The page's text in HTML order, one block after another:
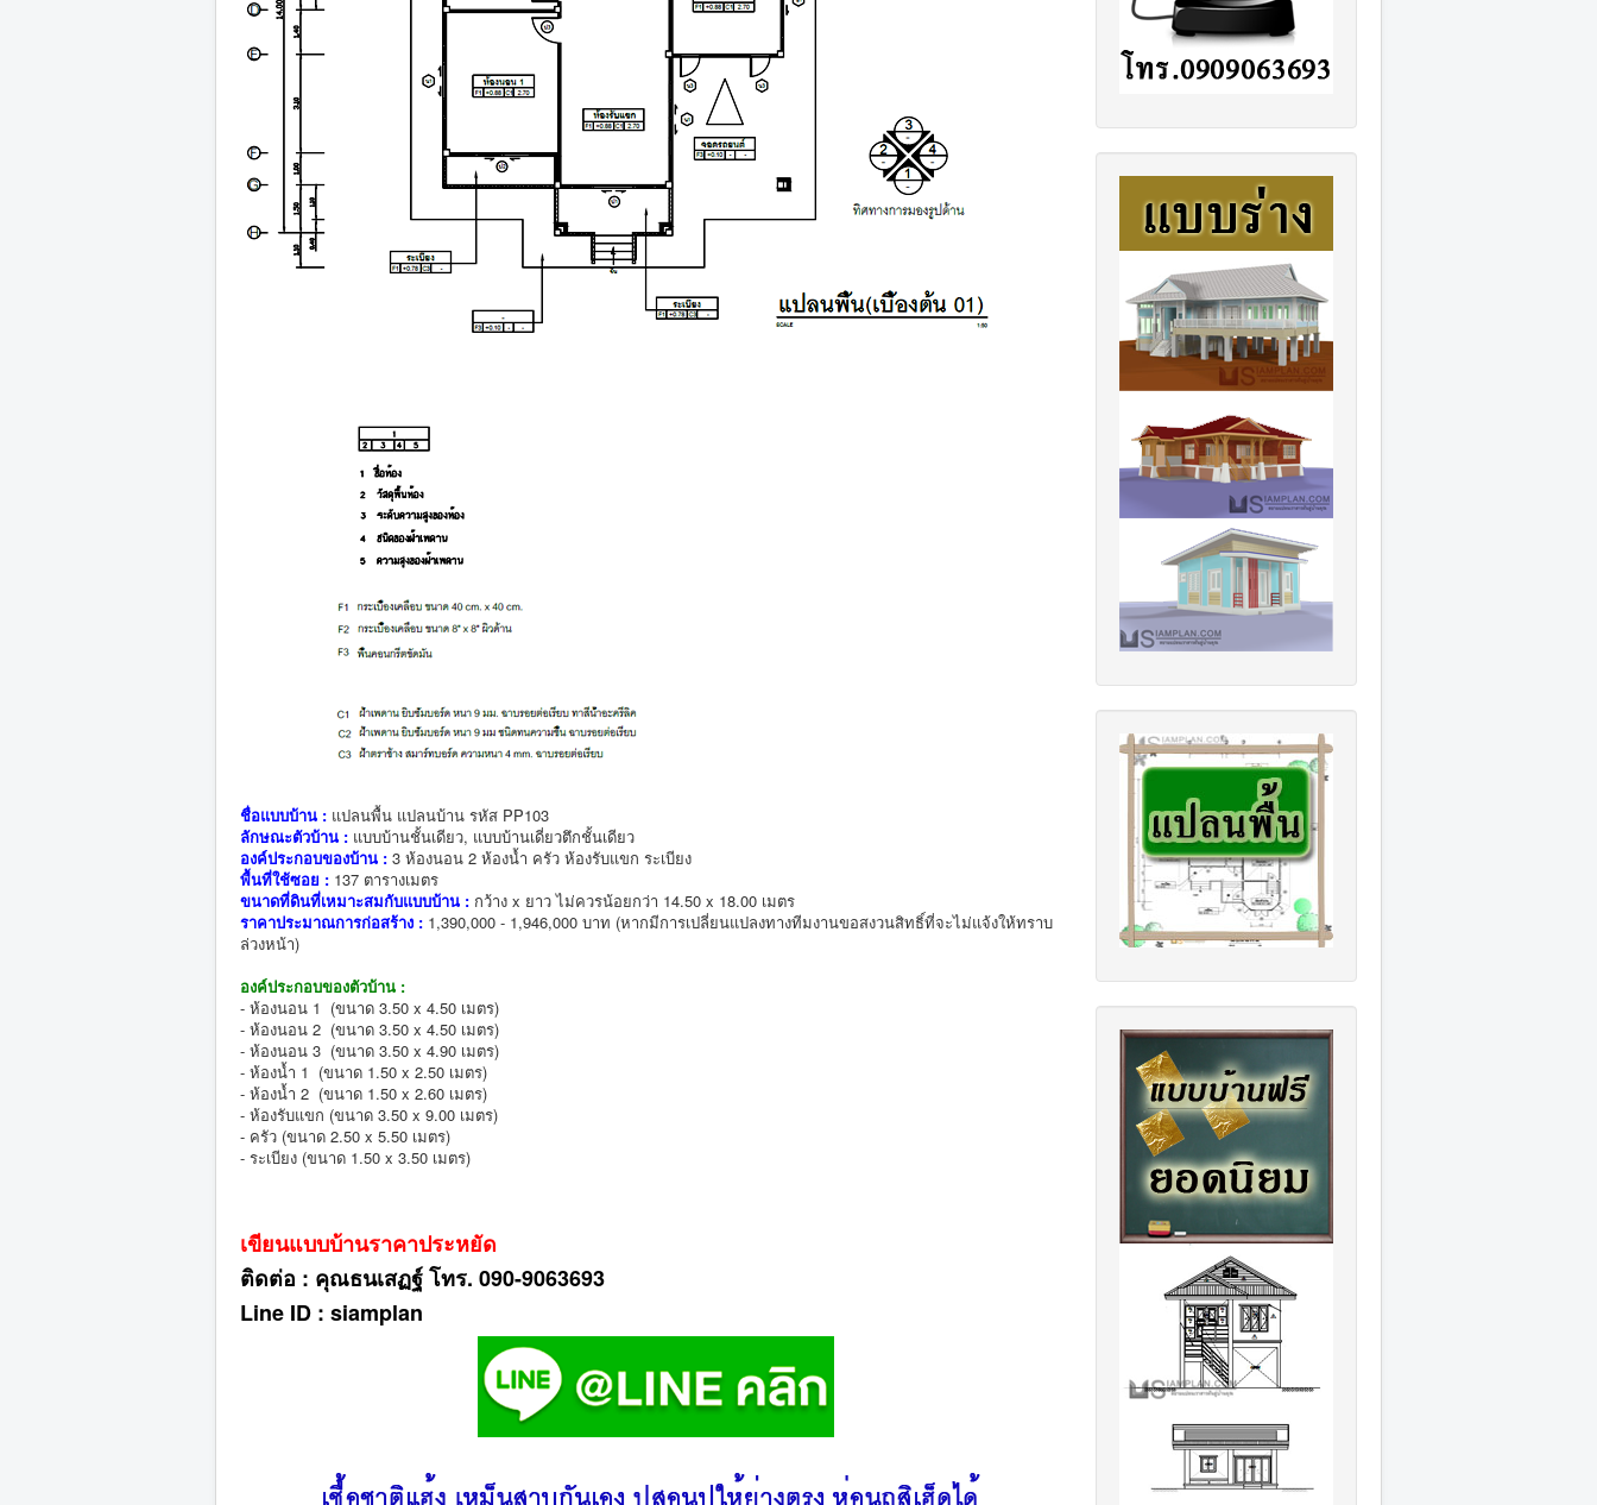
ชื่อแบบบ้าน : แปลนพื้น แปลนบ้าน รหัส PP103
ลักษณะตัวบ้าน : แบบบ้านชั้นเดียว, แบบบ้านเดี่ยวตึกชั้นเดียว
องค์ประกอบของบ้าน : 3 ห้องนอน 2 ห้องน้ำ ครัว ห้องรับแขก ระเบียง
พื้นที่ใช้ซอย : 137 ตารางเมตร
ขนาดที่ดินที่เหมาะสมกับแบบบ้าน : กว้าง x ยาว ไม่ควรน้อยกว่า 14.50 x 18.00 เมตร
ราคาประมาณการก่อสร้าง : 1,390,000 - 1,946,000 บาท (หากมีการเปลี่ยนแปลงทางทีมงานขอสงวนสิทธิ์ที่จะไม่แจ้งให้ทราบ
ล่วงหน้า)
องค์ประกอบของตัวบ้าน :
- ห้องนอน 1 (ขนาด 3.50 x 4.50 เมตร)
- ห้องนอน 2 (ขนาด 3.50 x 4.50 เมตร)
- ห้องนอน 3 (ขนาด 3.50 x 4.90 เมตร)
- ห้องน้ำ 1 (ขนาด 1.50 x 2.50 เมตร)
- ห้องน้ำ 2 (ขนาด 1.50 x 2.60 เมตร)
- ห้องรับแขก (ขนาด 3.50 x 9.00 เมตร)
- ครัว (ขนาด 2.50 x 5.50 เมตร)
- ระเบียง (ขนาด 1.50 x 3.50 เมตร)
เขียนแบบบ้านราคาประหยัด
ติดต่อ : คุณธนเสฏฐ์ โทร. 090-9063693
Line ID : siamplan